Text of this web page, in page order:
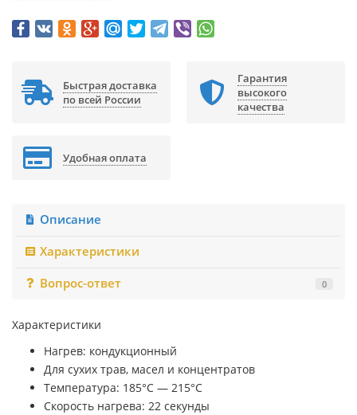
Быстрая доставка
по всей России
Гарантия
высокого
качества
Удобная оплата
Описание
Характеристики
Вопрос-ответ
0
Характеристики
Нагрев: кондукционный
Для сухих трав, масел и концентратов
Температура: 185°C — 215°C
Скорость нагрева: 22 секунды